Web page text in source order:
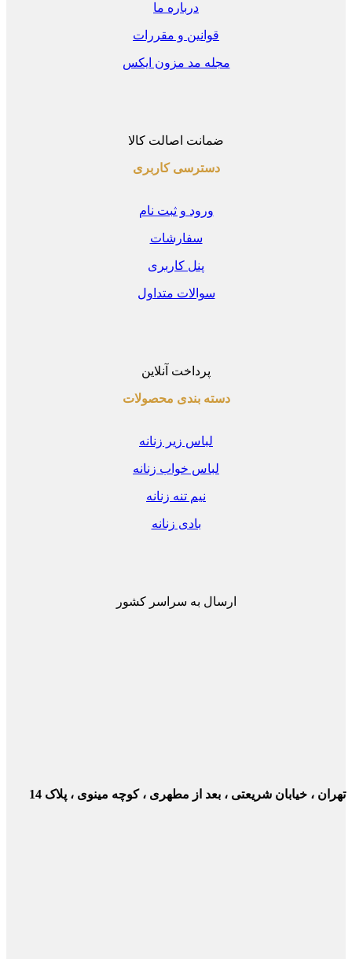
درباره ما
قوانین و مقررات
مجله مد مزون ایکس
ضمانت اصالت کالا
دسترسی کاربری
ورود و ثبت نام
سفارشات
پنل کاربری
سوالات متداول
پرداخت آنلاین
دسته بندی محصولات
لباس زیر زنانه
لباس خواب زنانه
نیم تنه زنانه
بادی زنانه
ارسال به سراسر کشور
، خیابان شریعتی ، بعد از مطهری ، کوچه مینوی ، پلاک 14